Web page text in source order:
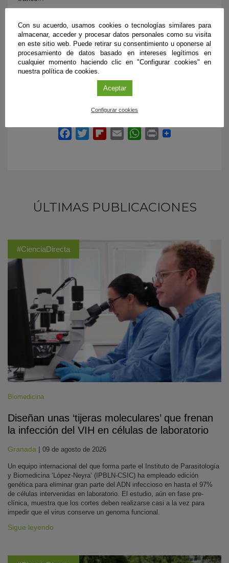
Casares-López, M., Castro-Torres, J.J., Martino, Ortiz-
Peregrina, S., Ortiz, C., Anera, R. G.Contrast sensitivity and
retinal straylight after alcohol consumption: effects on
driving performance. Scientific Reports 10, 13599
https://doi.org/10.1038/s41598-020-70645-3
ÚLTIMAS PUBLICACIONES
#CienciaDirecta
Biomedicina
Diseñan unas ‘tijeras moleculares’ que frenan
la infección del VIH en células de laboratorio
Granada | 09 de agosto de 2026
Un equipo internacional del que forma parte el Instituto de Parasitología
y Biomedicina ‘López-Neyra’ (IPBLN-CSIC) ha empleado edición
genética para eliminar gran parte del ADN infeccioso en hasta el 97%
de células intervenidas en laboratorio. El estudio, aún en fase pre-
clínica, muestra que los cortes deben realizarse casi a la vez para
impedir que el virus conserve un genoma funcional.
Sigue leyendo
Con su acuerdo, usamos cookies o tecnologías similares para
almacenar, acceder y procesar datos personales como su visita
en este sitio web. Puede retirar su consentimiento u oponerse al
procesamiento de datos basado en intereses legítimos en
cualquier momento haciendo clic en "Configurar cookies" en
nuestra política de cookies.
Aceptar
Configurar cookies